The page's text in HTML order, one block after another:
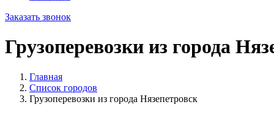
Заказать звонок
Грузоперевозки из города
Главная
Список городов
Грузоперевозки из города Нязепетровск